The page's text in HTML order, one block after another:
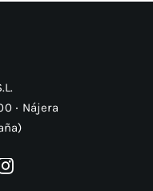
‧ Nájera